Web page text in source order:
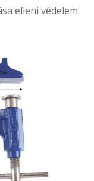
elleni védelem